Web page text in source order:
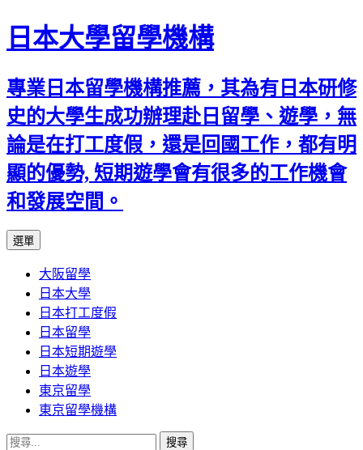
日本大學留學機構
專業日本留學機構推薦，其為有日本研修
史的大學生成功辦理赴日留學、遊學，無
論是在打工度假，還是回國工作，都有明
顯的優勢, 短期遊學會有很多的工作機會
和發展空間。
選單
內
容
大阪留學
日本大學
日本打工度假
日本留學
日本短期遊學
日本遊學
東京留學
東京留學機構
搜